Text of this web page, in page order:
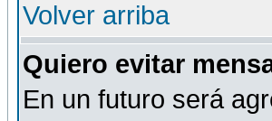
Volver arriba
Quiero evitar
En un futuro será